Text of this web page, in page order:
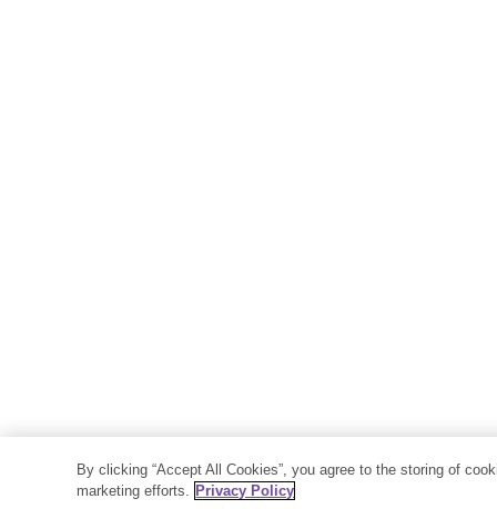
By clicking “Accept All Cookies”, you agree to the storing of
marketing efforts. Privacy Policy